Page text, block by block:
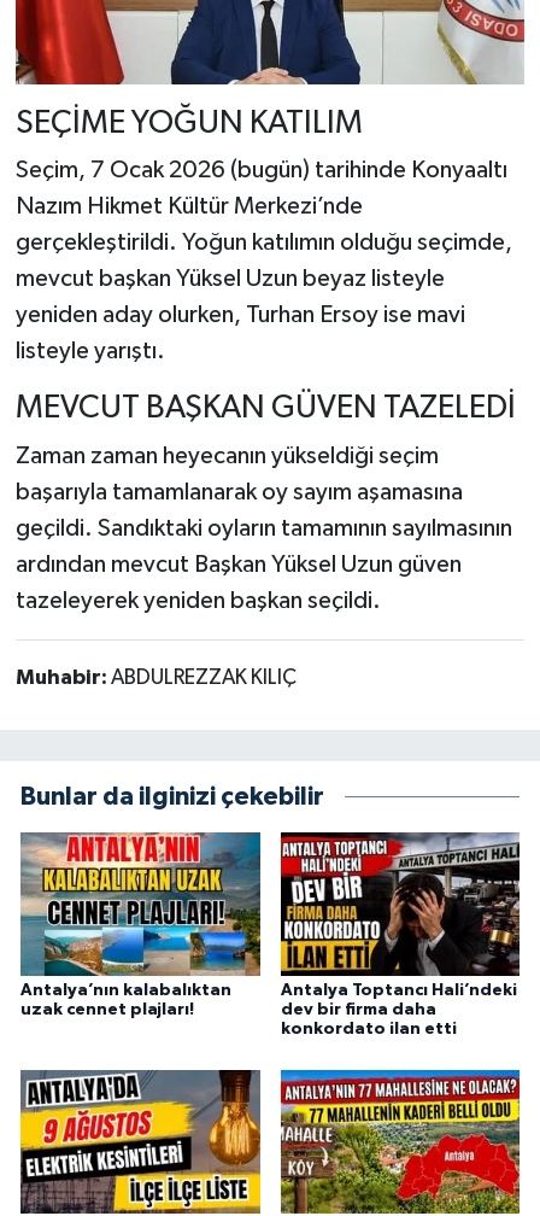
SEÇİME YOĞUN KATILIM
Seçim, 7 Ocak 2026 (bugün) tarihinde Konyaaltı
Nazım Hikmet Kültür Merkezi’nde
gerçekleştirildi. Yoğun katılımın olduğu seçimde,
mevcut başkan Yüksel Uzun beyaz listeyle
yeniden aday olurken, Turhan Ersoy ise mavi
listeyle yarıştı.
MEVCUT BAŞKAN GÜVEN TAZELEDİ
Zaman zaman heyecanın yükseldiği seçim
başarıyla tamamlanarak oy sayım aşamasına
geçildi. Sandıktaki oyların tamamının sayılmasının
ardından mevcut Başkan Yüksel Uzun güven
tazeleyerek yeniden başkan seçildi.
Muhabir: ABDULREZZAK KILIÇ
Bunlar da ilginizi çekebilir
Antalya’nın kalabalıktan
uzak cennet plajları!
Antalya Toptancı Hali’ndeki
dev bir firma daha
konkordato ilan etti